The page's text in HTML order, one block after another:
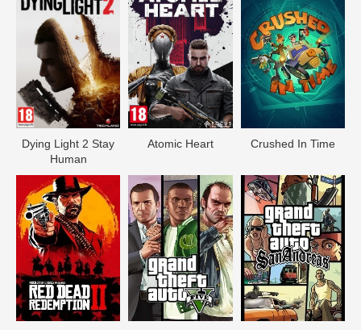
Dying Light 2 Stay
Human
Atomic Heart Crushed In Time